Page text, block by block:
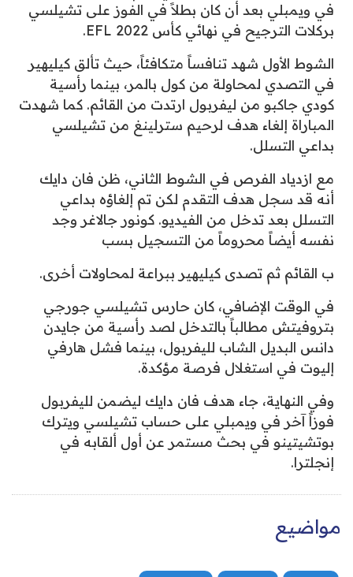
في ويمبلي بعد أن كان بطلاً في الفوز على تشيلسي
بركلات الترجيح في نهائي كأس EFL 2022.
الشوط الأول شهد تنافساً متكافئاً، حيث تألق كيليهير
في التصدي لمحاولة من كول بالمر، بينما رأسية
كودي جاكبو من ليفربول ارتدت من القائم. كما شهدت
المباراة إلغاء هدف لرحيم سترلينغ من تشيلسي
بداعي التسلل.
مع ازدياد الفرص في الشوط الثاني، ظن فان دايك
أنه قد سجل هدف التقدم لكن تم إلغاؤه بداعي
التسلل بعد تدخل من الفيديو. كونور جالاغر وجد
نفسه أيضاً محروماً من التسجيل بسب
ب القائم ثم تصدى كيليهير ببراعة لمحاولات أخرى.
في الوقت الإضافي، كان حارس تشيلسي جورجي
بتروفيتش مطالباً بالتدخل لصد رأسية من جايدن
دانس البديل الشاب لليفربول، بينما فشل هارفي
إليوت في استغلال فرصة مؤكدة.
وفي النهاية، جاء هدف فان دايك ليضمن لليفربول
فوزاً آخر في ويمبلي على حساب تشيلسي ويترك
بوتشيتينو في بحث مستمر عن أول ألقابه في
إنجلترا.
مواضيع